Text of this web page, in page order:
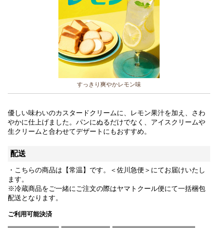
すっきり爽やかレモン味
優しい味わいのカスタードクリームに、レモン果汁を加え、さわ
やかに仕上げました。パンにぬるだけでなく、アイスクリームや
生クリームと合わせてデザートにもおすすめ。
配送
・こちらの商品は【常温】です。＜佐川急便＞にてお届けいたし
ます。
※冷蔵商品をご一緒にご注文の際はヤマトクール便にて一括梱包
配送となります。
ご利用可能決済